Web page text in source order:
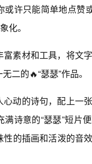
许只能简单地点赞
化。
素材和工具，将文
二的🔥“瑟瑟”作品。
动的诗句，配上一
诗意的“瑟瑟”短片
的插画和活泼的音